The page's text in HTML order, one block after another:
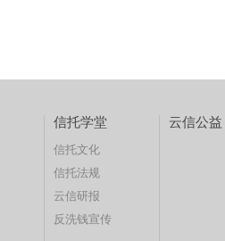
信托学堂
信托文化
信托法规
云信研报
反洗钱宣传
云信公益